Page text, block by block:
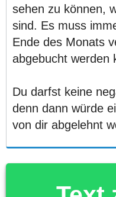
sehen zu können,
sind. Es muss
Ende des Monats
abgebucht werden
Du darfst keine
denn dann würde
von dir abgelehnt